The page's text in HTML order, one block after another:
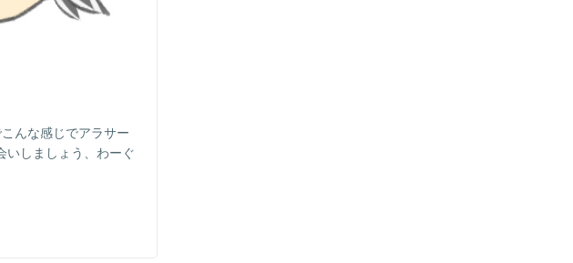
んな感じでアラサー
いしましょう、わーぐ